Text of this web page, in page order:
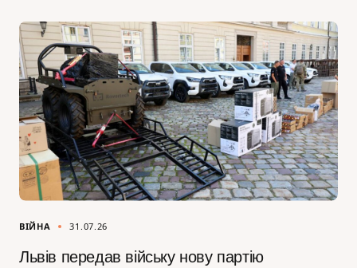
ВІЙНА 31.07.26
Львів передав війську нову партію